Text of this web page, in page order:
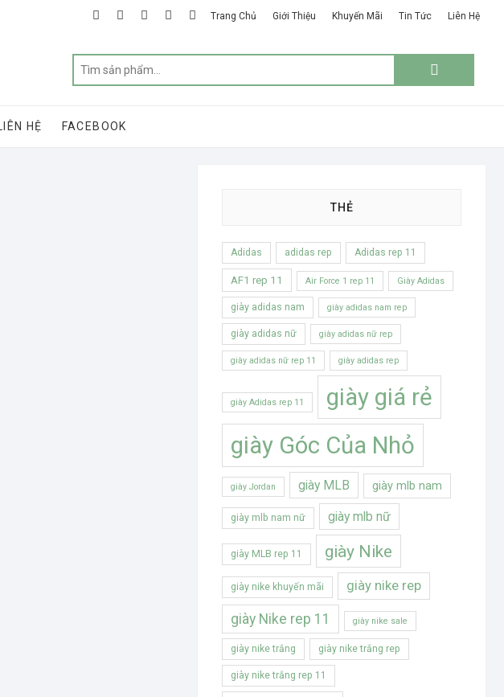
facebook
twittergoogleinstagram
linkedin
Trang Chủ Giới Thiệu Khuyến Mãi Tin Tức Liên Hệ
LIÊN HỆ FACEBOOK
THẺ
Adidas adidas rep Adidas rep 11
AF1 rep 11 Air Force 1 rep 11 Giày Adidas
giày adidas nam giày adidas nam rep
giày adidas nữ giày adidas nữ rep
giày adidas nữ rep 11 giày adidas rep
giày Adidas rep 11
giày giá rẻ
giày Góc Của Nhỏ
giày Jordan giày MLB giày mlb nam
giày mlb nam nữ giày mlb nữ
giày MLB rep 11 giày Nike
giày nike khuyến mãi giày nike rep
giày Nike rep 11 giày nike sale
giày nike trắng giày nike trắng rep
giày nike trắng rep 11